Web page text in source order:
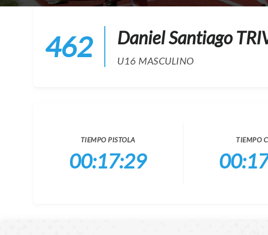
462 Daniel Santiago
U16 MASCULINO
TIEMPO PISTOLA
00:17:29
TIEMPO